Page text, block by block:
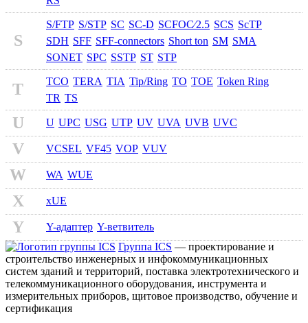
S
S/FTP S/STP SC SC-D SCFOC⁄2.5 SCS ScTP
SDH SFF SFF-connectors Short ton SM SMA
SONET SPC SSTP ST STP
T TCO TERA TIA Tip/Ring TO TOE Token Ring
TR TS
U U UPC USG UTP UV UVA UVB UVC
V VCSEL VF45 VOP VUV
W WA WUE
X xUE
Y Y-адаптер Y-ветвитель
Группа ICS — проектирование и
строительство инженерных и инфокоммуникационных
систем зданий и территорий, поставка электротехнического и
телекоммуникационного оборудования, инструмента и
измерительных приборов, щитовое производство, обучение и
сертификация